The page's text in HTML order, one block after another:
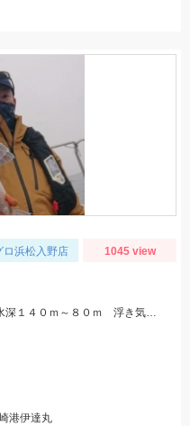
ロ浜松入野店 1045 view
御前崎港伊達丸さんにて釣行 ポイント水深１４０ｍ～８０ｍ 浮き気味のやる気のある真鯛を探す釣り方でした。
港伊達丸